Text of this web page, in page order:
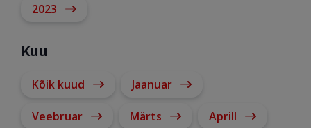
2023
Kuu
Kõik kuud Jaanuar
Veebruar Märts Aprill